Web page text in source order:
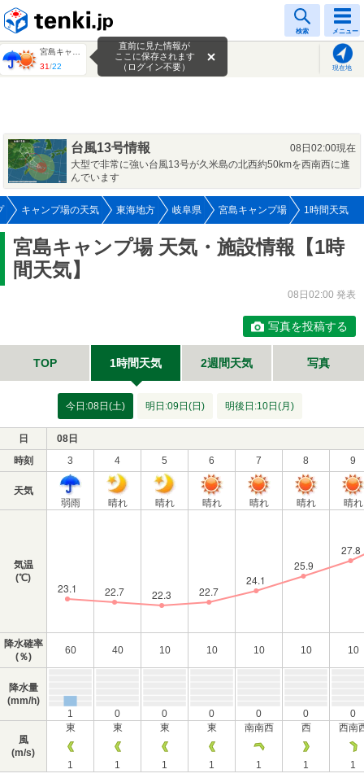
検索 メニュー
31/22 現在地
直前に見た情報が
ここに保存されます
（ログイン不要）
台風13号情報
08日02:00現在
大型で非常に強い台風13号が久米島の北西約50kmを西南西に進
んでいます
キャンプ場の天気 東海地方 岐阜県 宮島キャンプ場 1時間天気
宮島キャンプ場 天気・施設情報【1時
間天気】
08日02:00 発表
写真を投稿する
TOP 1時間天気 2週間天気 写真
今日:08日(土) 明日:09日(日) 明後日:10日(月)
日
08日
時刻
3 4 5 6 7 8 9
天気
弱雨
晴れ 晴れ 晴れ 晴れ 晴れ 晴れ
気温
(℃)
降水確率
(％)
60 40 10 10 10 10 10
降水量
(mm/h)
1
0 0 0 0 0 0
風
(m/s)
東
1
東
1
東
1
東
1
南南西
1
西
1
西南
1